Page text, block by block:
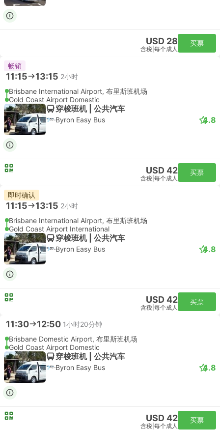
USD 28
含税 每个成人
买票
畅销
11:15 13:15 2小时
Brisbane International Airport, 布里斯班机场
Gold Coast Airport Domestic
穿梭班机 | 公共汽车
Byron Easy Bus 4.8
USD 42
含税 每个成人
买票
即时确认
11:15 13:15 2小时
Brisbane International Airport, 布里斯班机场
Gold Coast Airport International
穿梭班机 | 公共汽车
Byron Easy Bus 4.8
USD 42
含税 每个成人
买票
11:30 12:50 1小时20分钟
Brisbane Domestic Airport, 布里斯班机场
Gold Coast Airport Domestic
穿梭班机 | 公共汽车
Byron Easy Bus 4.8
USD 42
含税 每个成人
买票